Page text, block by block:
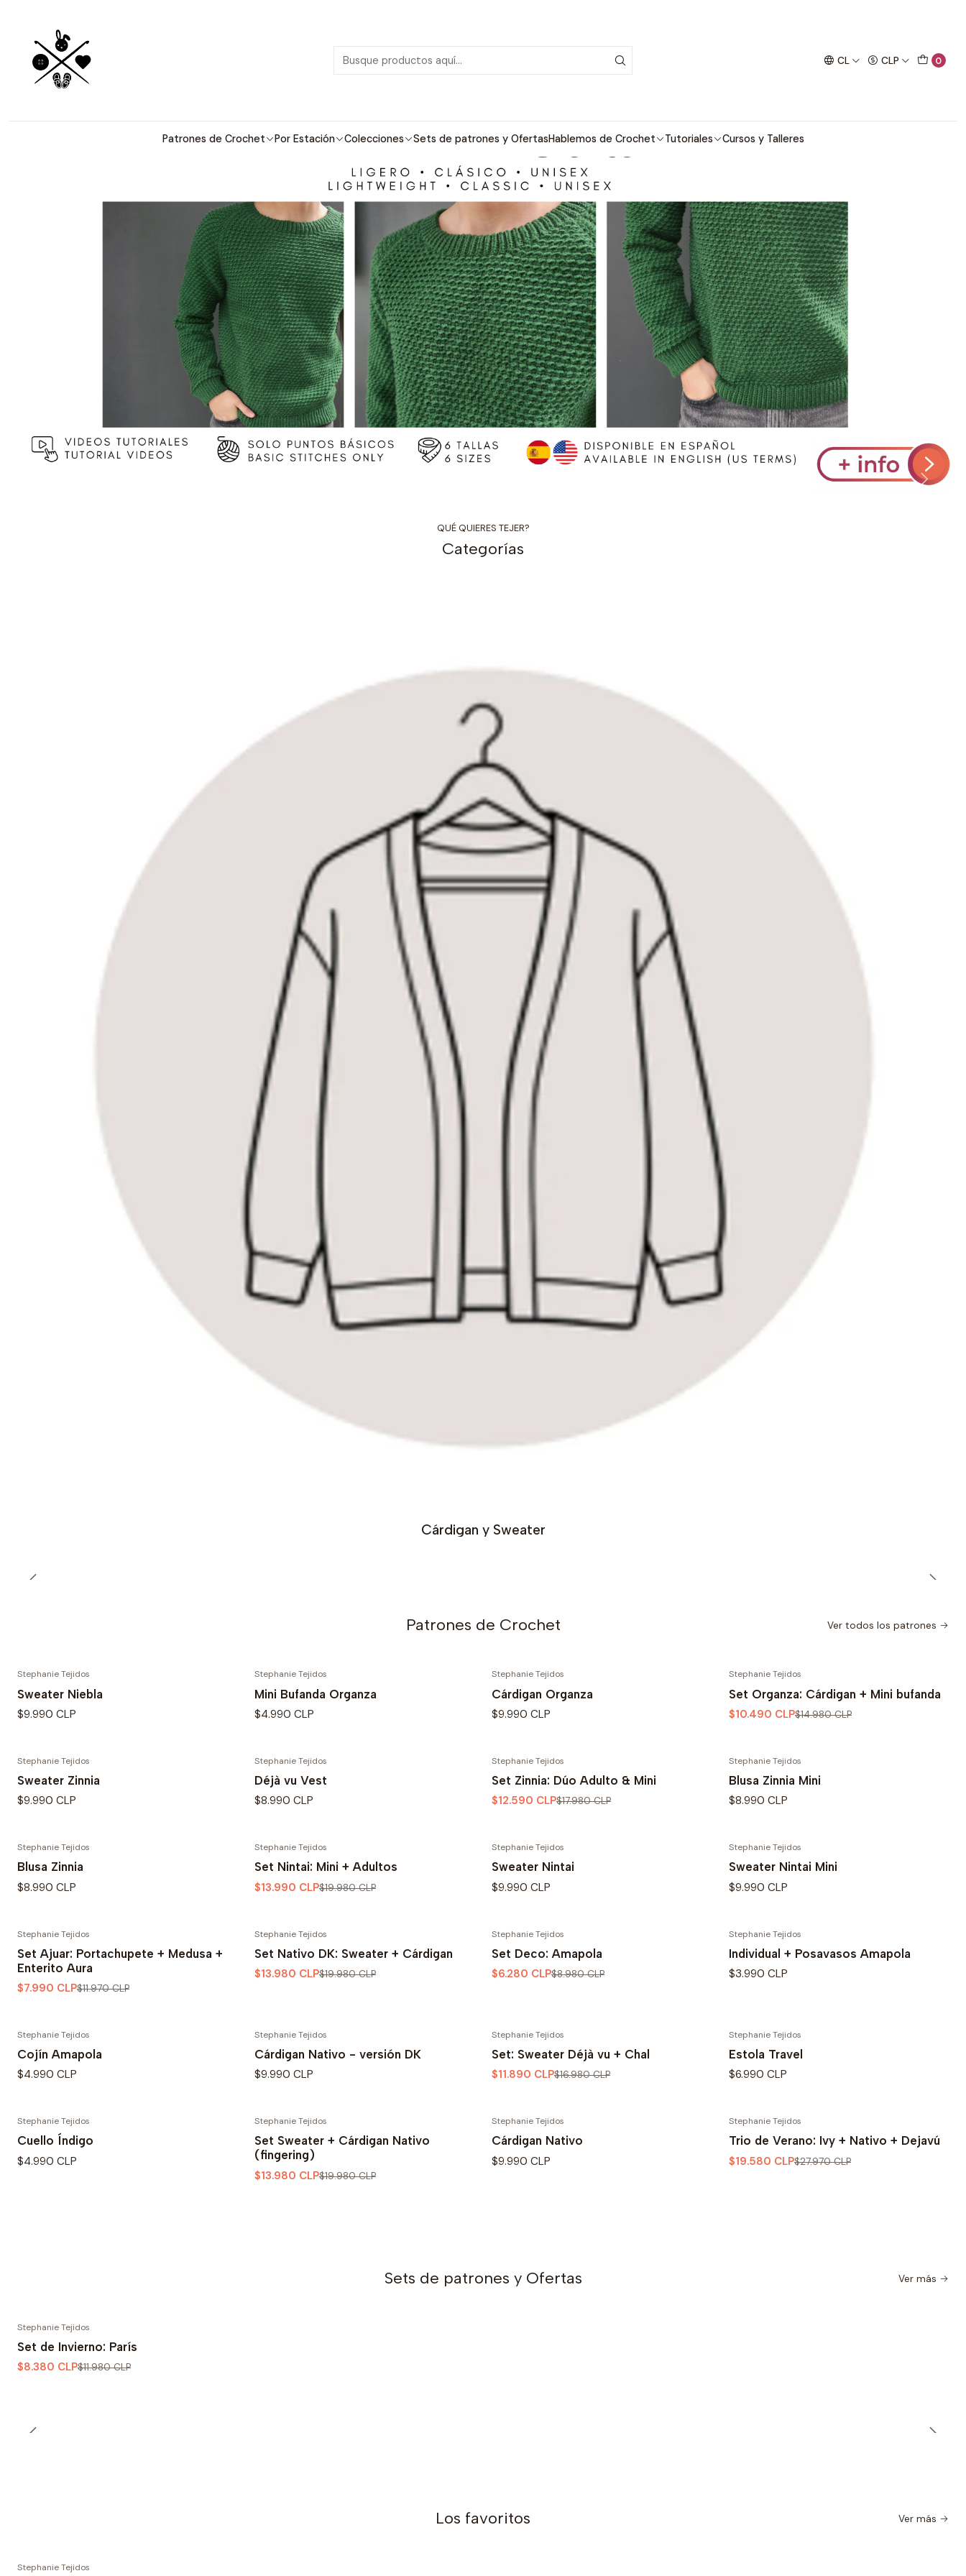
CL CLP 0
Patrones de Crochet Por Estación Colecciones Sets de patrones y OfertasHablemos de Crochet Tutoriales Cursos y Talleres
QUÉ QUIERES TEJER?
Categorías
Cárdigan y Sweater
Patrones de Crochet Ver todos los patrones
Stephanie Tejidos
Sweater Niebla
$9.990 CLP
Stephanie Tejidos
Mini Bufanda Organza
$4.990 CLP
Stephanie Tejidos
Cárdigan Organza
$9.990 CLP
Stephanie Tejidos
Set Organza: Cárdigan + Mini bufanda
$10.490 CLP$14.980 CLP
Stephanie Tejidos
Sweater Zinnia
$9.990 CLP
Stephanie Tejidos
Déjà vu Vest
$8.990 CLP
Stephanie Tejidos
Set Zinnia: Dúo Adulto & Mini
$12.590 CLP$17.980 CLP
Stephanie Tejidos
Blusa Zinnia Mini
$8.990 CLP
Stephanie Tejidos
Blusa Zinnia
$8.990 CLP
Stephanie Tejidos
Set Nintai: Mini + Adultos
$13.990 CLP$19.980 CLP
Stephanie Tejidos
Sweater Nintai
$9.990 CLP
Stephanie Tejidos
Sweater Nintai Mini
$9.990 CLP
Stephanie Tejidos
Set Ajuar: Portachupete + Medusa +
Enterito Aura
$7.990 CLP$11.970 CLP
Stephanie Tejidos
Set Nativo DK: Sweater + Cárdigan
$13.980 CLP$19.980 CLP
Stephanie Tejidos
Set Deco: Amapola
$6.280 CLP$8.980 CLP
Stephanie Tejidos
Individual + Posavasos Amapola
$3.990 CLP
Stephanie Tejidos
Cojín Amapola
$4.990 CLP
Stephanie Tejidos
Cárdigan Nativo - versión DK
$9.990 CLP
Stephanie Tejidos
Set: Sweater Déjà vu + Chal
$11.890 CLP$16.980 CLP
Stephanie Tejidos
Estola Travel
$6.990 CLP
Stephanie Tejidos
Cuello Índigo
$4.990 CLP
Stephanie Tejidos
Set Sweater + Cárdigan Nativo
(fingering)
$13.980 CLP$19.980 CLP
Stephanie Tejidos
Cárdigan Nativo
$9.990 CLP
Stephanie Tejidos
Trio de Verano: Ivy + Nativo + Dejavú
$19.580 CLP$27.970 CLP
Sets de patrones y Ofertas Ver más
Stephanie Tejidos
Set de Invierno: París
$8.380 CLP$11.980 CLP
Los favoritos Ver más
Stephanie Tejidos